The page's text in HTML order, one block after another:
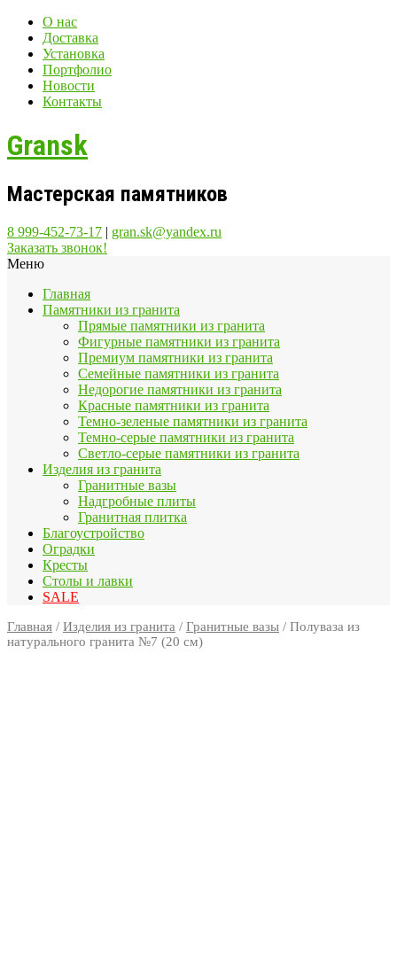
О нас
Доставка
Установка
Портфолио
Новости
Контакты
Gransk
Мастерская памятников
8 999-452-73-17 | gran.sk@yandex.ru
Заказать звонок!
Меню
Главная
Памятники из гранита
Прямые памятники из гранита
Фигурные памятники из гранита
Премиум памятники из гранита
Семейные памятники из гранита
Недорогие памятники из гранита
Красные памятники из гранита
Темно-зеленые памятники из гранита
Темно-серые памятники из гранита
Светло-серые памятники из гранита
Изделия из гранита
Гранитные вазы
Надгробные плиты
Гранитная плитка
Благоустройство
Оградки
Кресты
Столы и лавки
SALE
Главная / Изделия из гранита / Гранитные вазы / Полуваза из
натурального гранита №7 (20 см)